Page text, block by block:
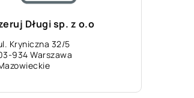
Długi sp. z o.o
Kryniczna 32/5
934 Warszawa